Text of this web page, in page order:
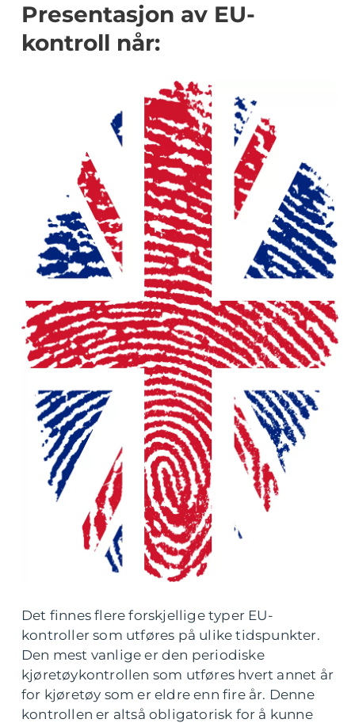
Presentasjon av EU-
kontroll når:
Det finnes flere forskjellige typer EU-
kontroller som utføres på ulike tidspunkter.
Den mest vanlige er den periodiske
kjøretøykontrollen som utføres hvert annet år
for kjøretøy som er eldre enn fire år. Denne
kontrollen er altså obligatorisk for å kunne